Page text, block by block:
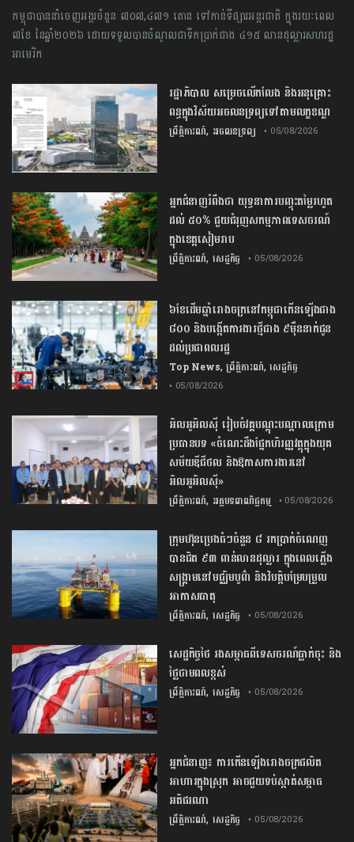
កម្ពុជា​បាន​នាំចេញ​អង្ករ​ចំនួន​ ​៧០៧,៤៧១​ ​តោន ​ទៅកាន់​ទីផ្សារ​អន្តរជាតិ​ ​ក្នុង​រយៈពេល​ ​
៧​ខែ ​នៃ​ឆ្នាំ​២០២៦​ ​ដោយ​ទទួលបាន​ចំណូល​ជា​ទឹកប្រាក់​ជាង​ ​៤១៥​ ​លាន​ដុល្លារ​សហរដ្ឋ​
អាមេរិក
រដ្ឋាភិបាល សម្រេច​លើកលែង និងអនុគ្រោះ
ពន្ធក្នុងវិស័យអចលនទ្រព្យ​ទៅតាមលក្ខខណ្ឌ
ព្រឹត្តិការណ៍, អចលនទ្រព្យ • 05/08/2026
អ្នកជំនាញ​រំពឹង​ថា​ ​យុទ្ធនាការ​បញ្ចុះ​តម្លៃ​រហូត
ដល់​ ​៥០​% ​ជួយ​ជំរុញ​សកម្មភាព​ទេសចរណ៍​
ក្នុង​ខេត្ត​សៀមរាប​
ព្រឹត្តិការណ៍, សេដ្ឋកិច្ច • 05/08/2026
៦ខែដើមឆ្នាំរោងចក្រនៅកម្ពុជាកើនឡើងជាង
៨០០ និងបង្កើតការងារថ្មីជាង ៩ម៉ឺននាក់ជូន
ដល់ប្រជាពលរដ្ឋ
Top News,ព្រឹត្តិការណ៍,សេដ្ឋកិច្ច
• 05/08/2026
អិលអូអិលស៊ី រៀបចំវគ្គបណ្តុះបណ្តាលក្រោម
ប្រធានបទ «ចំណេះដឹងផ្នែកហិរញ្ញវត្ថុក្នុងយុគ
សម័យឌីជីថល និងឱកាសការងារនៅ
អិលអូអិលស៊ី»
ព្រឹត្តិការណ៍, អត្ថបទពាណិជ្ជកម្ម • 05/08/2026
ក្រុមហ៊ុនប្រេងធំៗចំនួន ៨ រកប្រាក់ចំណេញ
បានជិត ៩៣ ពាន់លានដុល្លារ ក្នុងពេលភ្លើង
សង្គ្រាមនៅមជ្ឈិមបូព៌ា និងវិបត្តិបម្រែបម្រួល
អាកាសធាតុ
ព្រឹត្តិការណ៍, សេដ្ឋកិច្ច • 05/08/2026
សេដ្ឋកិច្ច​ថៃ​ រង​សម្ពាធ​ពី​ទេសចរណ៍​ធ្លាក់ចុះ​ និង​
ថ្លៃ​ថាមពល​ខ្ពស់​
ព្រឹត្តិការណ៍, សេដ្ឋកិច្ច • 05/08/2026
​អ្នកជំនាញ​៖ ​ការ​កើនឡើង​រោងចក្រ​ផលិត​
អាហារ​ក្នុង​ស្រុក​ ​អាច​ជួយ​​ទប់ស្កាត់​សម្ពាធ​
អតិផរណា
ព្រឹត្តិការណ៍, សេដ្ឋកិច្ច • 05/08/2026